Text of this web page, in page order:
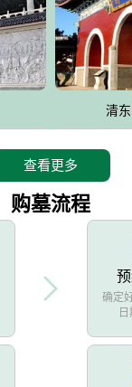
园林，建设旅游景
营，使企业的多元
盖率达90%。
个；主体建筑金宝塔
，为客户提供墓碑设
清
查看更多
购墓流程
确定